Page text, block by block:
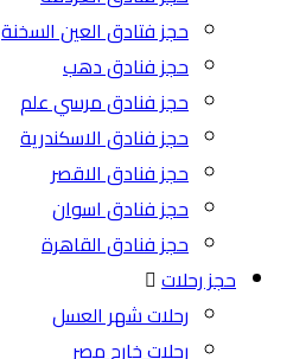
حجز فتادق العين السخنة
حجز فنادق دهب
حجز فنادق مرسي علم
حجز فنادق الاسكندرية
حجز فنادق الاقصر
حجز فنادق اسوان
حجز فنادق القاهرة
حجز رحلات
رحلات شهر العسل
رحلات خارج مصر